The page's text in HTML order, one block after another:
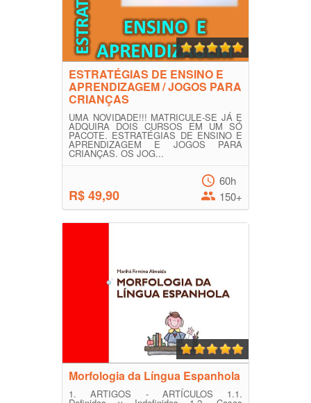
ESTRATÉGIAS DE ENSINO E
APRENDIZAGEM / JOGOS PARA
CRIANÇAS
UMA NOVIDADE!!! MATRICULE-SE JÁ E
ADQUIRA DOIS CURSOS EM UM SÓ
PACOTE. ESTRATÉGIAS DE ENSINO E
APRENDIZAGEM E JOGOS PARA
CRIANÇAS. OS JOG...
R$ 49,90
60h
150+
Morfologia da Língua Espanhola
1. ARTIGOS - ARTÍCULOS 1.1.